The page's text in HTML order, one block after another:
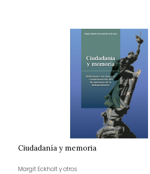
Ciudadanía y memoria
Margit Eckholt y otros